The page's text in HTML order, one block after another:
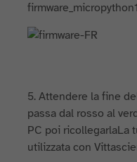
5. Attendere la fine
passa dal rosso al
PC poi ricollegarlaLa
utilizzata con